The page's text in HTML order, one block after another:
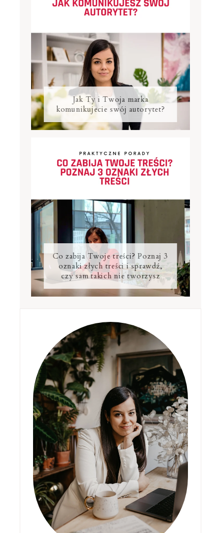
Jak Ty i Twoja marka
komunikujecie swój autorytet?
Co zabija Twoje treści? Poznaj 3
oznaki złych treści i sprawdź,
czy sam takich nie tworzysz